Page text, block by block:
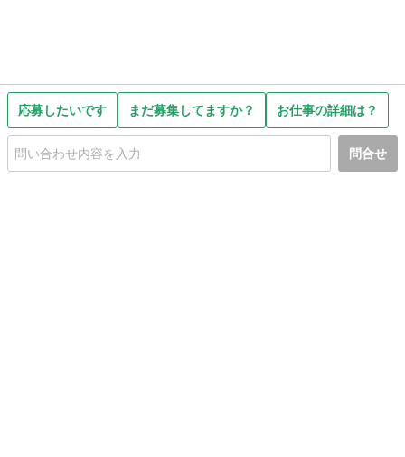
応募したいです まだ募集してますか？ お仕事の詳細は？
問合せ